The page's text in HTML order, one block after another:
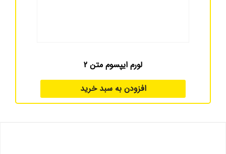
لورم ایپسوم متن 2
افزودن به سبد خرید